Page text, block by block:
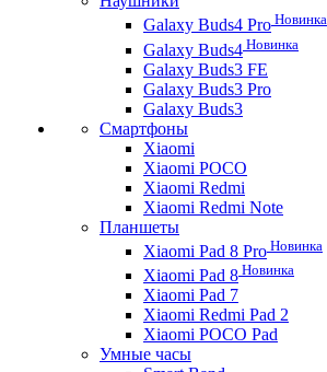
Galaxy Buds4 Pro Новинка
Galaxy Buds4 Новинка
Galaxy Buds3 FE
Galaxy Buds3 Pro
Galaxy Buds3
Смартфоны
Xiaomi
Xiaomi POCO
Xiaomi Redmi
Xiaomi Redmi Note
Планшеты
Xiaomi Pad 8 Pro Новинка
Xiaomi Pad 8 Новинка
Xiaomi Pad 7
Xiaomi Redmi Pad 2
Xiaomi POCO Pad
Умные часы